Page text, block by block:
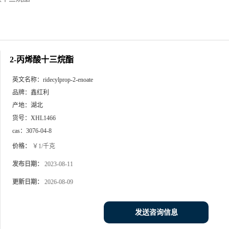
2-丙烯酸十三烷酯
英文名称： ridecylprop-2-enoate
品牌： 鑫红利
产地： 湖北
货号： XHL1466
cas： 3076-04-8
价格： ￥1/千克
发布日期： 2023-08-11
更新日期： 2026-08-09
发送咨询信息